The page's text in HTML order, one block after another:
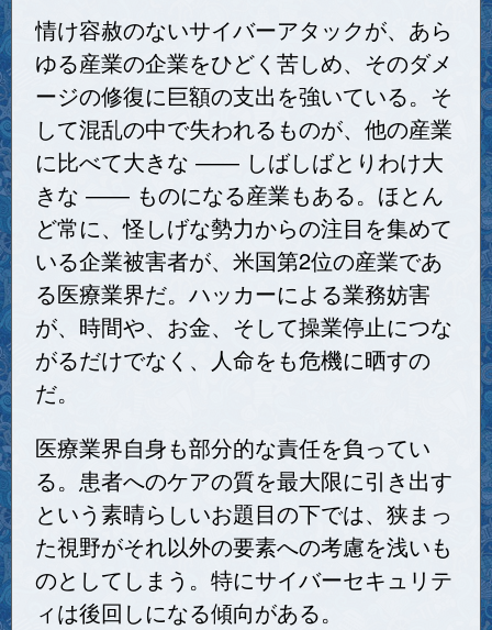
情け容赦のないサイバーアタックが、あら
ゆる産業の企業をひどく苦しめ、そのダメ
ージの修復に巨額の支出を強いている。そ
して混乱の中で失われるものが、他の産業
に比べて大きな ―― しばしばとりわけ大
きな ―― ものになる産業もある。ほとん
ど常に、怪しげな勢力からの注目を集めて
いる企業被害者が、米国第2位の産業であ
る医療業界だ。ハッカーによる業務妨害
が、時間や、お金、そして操業停止につな
がるだけでなく、人命をも危機に晒すの
だ。
医療業界自身も部分的な責任を負ってい
る。患者へのケアの質を最大限に引き出す
という素晴らしいお題目の下では、狭まっ
た視野がそれ以外の要素への考慮を浅いも
のとしてしまう。特にサイバーセキュリテ
ィは後回しになる傾向がある。